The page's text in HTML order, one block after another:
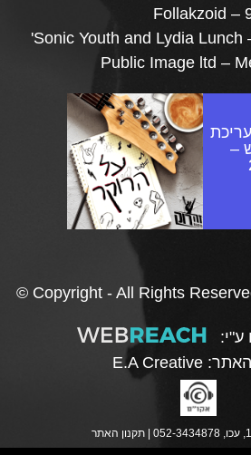
Follakzoid –
Sonic Youth and Lydia Lunch
Public Image ltd –
–
© Copyright - All Rights
האתר: E.A Creative
תקנון האתר